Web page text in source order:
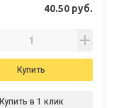
40.50 руб.
Купить
Купить в 1 клик